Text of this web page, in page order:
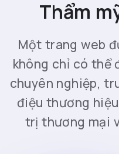
Thẩm
Một trang web
không chỉ có thể
chuyên nghiệp,
điệu thương
trị thương mại